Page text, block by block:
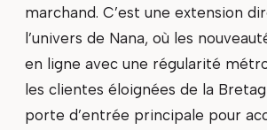
marchand. C’est une extension
l’univers de Nana, où les
en ligne avec une régularité
les clientes éloignées de la
porte d’entrée principale pour